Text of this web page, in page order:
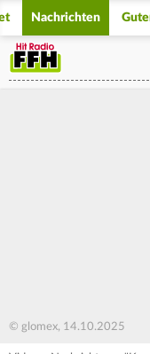
Nachrichten
© glomex, 14.10.2025